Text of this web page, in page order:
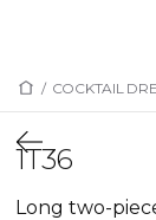
/ COCKTAIL
1T36
Long two-